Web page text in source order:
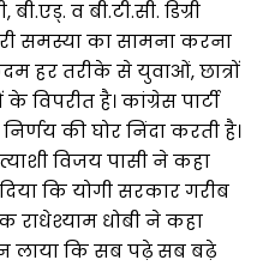
व बी.टी.सी. डिग्री
समस्या का सामना करना
हर तरीके से युवाओं, छात्रों
विपरीत है। कांग्रेस पार्टी
की घोर निंदा करती है।
विजय पासी ने कहा
कि योगी सरकार गरीब
राधेश्याम धोबी ने कहा
लाया कि सब पढ़े सब बढ़े